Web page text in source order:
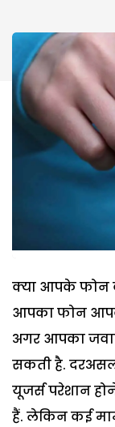
क्या आपके फोन
आपका फोन आपके
अगर आपका
सकती है.
यूजर्स परेशान
हैं. लेकिन कई